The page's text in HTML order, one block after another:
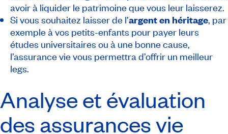
avoir à liquider le patrimoine que vous leur laisserez.
Si vous souhaitez laisser de l’argent en héritage, par
exemple à vos petits-enfants pour payer leurs
études universitaires ou à une bonne cause,
l’assurance vie vous permettra d’offrir un meilleur
legs.
Analyse et évaluation
des assurances vie